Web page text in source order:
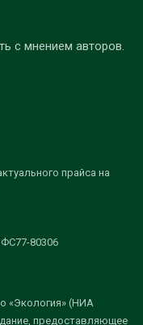
с мнением авторов.
прайса на
80306
«Экология» (НИА
предоставляющее